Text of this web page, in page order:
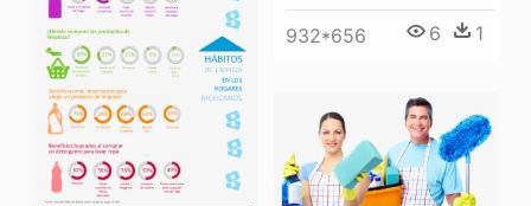
932*656 6 1